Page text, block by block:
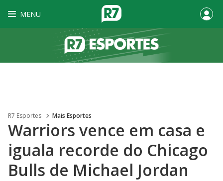
MENU
R7 Esportes Mais Esportes
Warriors vence em casa e
iguala recorde do Chicago
Bulls de Michael Jordan